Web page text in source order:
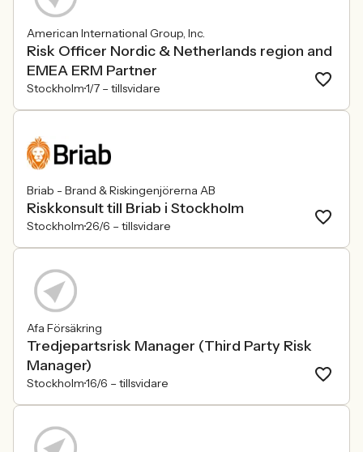
American International Group, Inc.
Risk Officer Nordic & Netherlands region and
EMEA ERM Partner
Stockholm1/7 – tillsvidare
Briab - Brand & Riskingenjörerna AB
Riskkonsult till Briab i Stockholm
Stockholm26/6 – tillsvidare
Afa Försäkring
Tredjepartsrisk Manager (Third Party Risk
Manager)
Stockholm16/6 – tillsvidare